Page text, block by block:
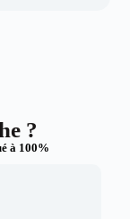
?
à 100%